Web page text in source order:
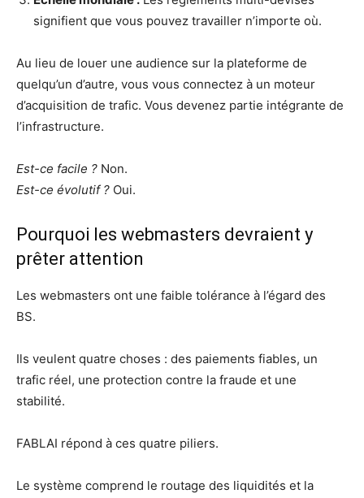
signifient que vous pouvez travailler n’importe où.
Au lieu de louer une audience sur la plateforme de
quelqu’un d’autre, vous vous connectez à un moteur
d’acquisition de trafic. Vous devenez partie intégrante de
l’infrastructure.
Est-ce facile ? Non.
Est-ce évolutif ? Oui.
Pourquoi les webmasters devraient y
prêter attention
Les webmasters ont une faible tolérance à l’égard des
BS.
Ils veulent quatre choses : des paiements fiables, un
trafic réel, une protection contre la fraude et une
stabilité.
FABLAI répond à ces quatre piliers.
Le système comprend le routage des liquidités et la